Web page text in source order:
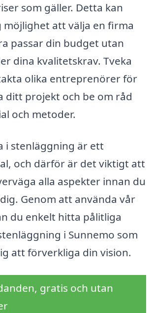
som gäller. Detta kan
möjlighet att välja en firma
passar din budget utan
dina kvalitetskrav. Tveka
olika entreprenörer för
ditt projekt och be om råd
och metoder.
i stenläggning är ett
och därför är det viktigt att
alla aspekter innan du
Genom att använda vår
du enkelt hitta pålitliga
i Sunnemo som
att förverkliga din vision.
gratis och utan